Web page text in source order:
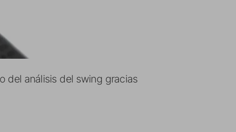
del análisis del swing gracias